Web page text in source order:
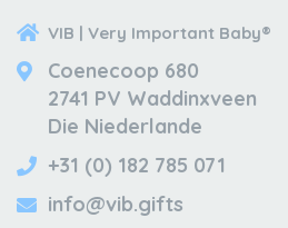
VIB | Very Important Baby®
Coenecoop 680
2741 PV Waddinxveen
Die Niederlande
+31 (0) 182 785 071
info@vib.gifts